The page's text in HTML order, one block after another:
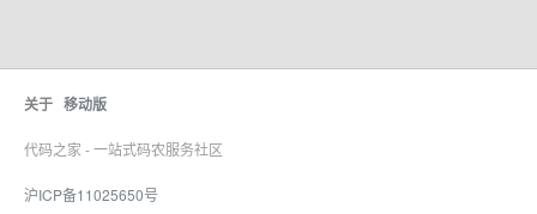
关于 移动版
代码之家 - 一站式码农服务社区
沪ICP备11025650号